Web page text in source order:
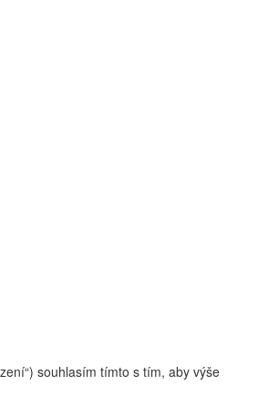
souhlasím tímto s tím, aby výše